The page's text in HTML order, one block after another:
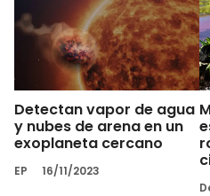
Detectan vapor de agua
y nubes de arena en un
exoplaneta cercano
EP 16/11/2023